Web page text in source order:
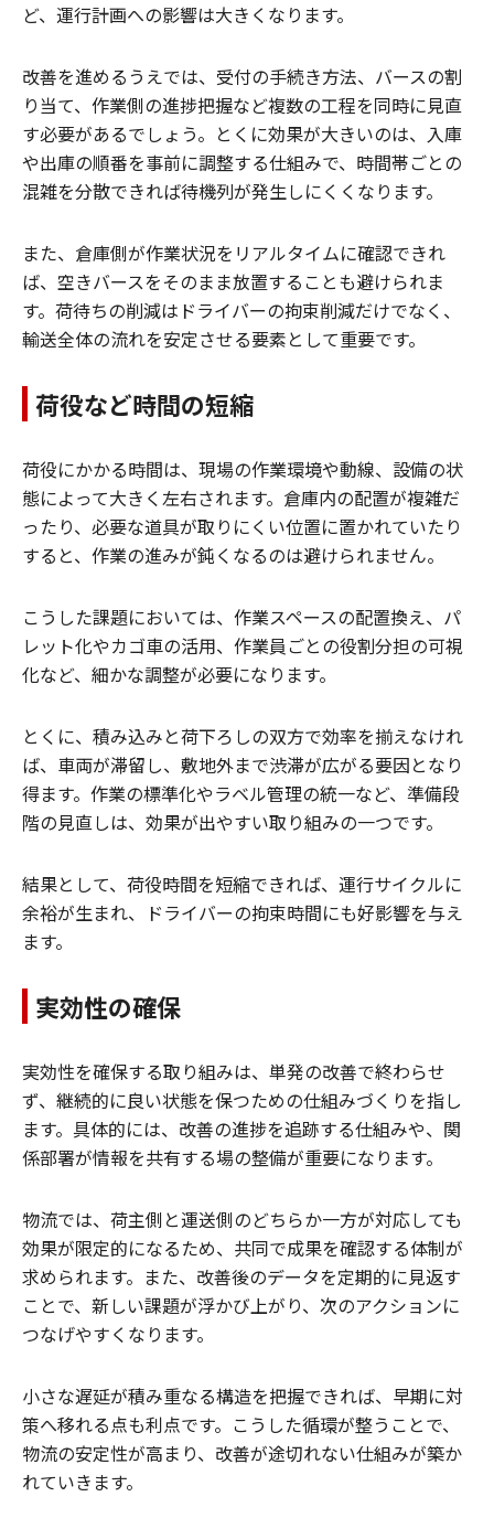
ど、運行計画への影響は大きくなります。
改善を進めるうえでは、受付の手続き方法、バースの割
り当て、作業側の進捗把握など複数の工程を同時に見直
す必要があるでしょう。とくに効果が大きいのは、入庫
や出庫の順番を事前に調整する仕組みで、時間帯ごとの
混雑を分散できれば待機列が発生しにくくなります。
また、倉庫側が作業状況をリアルタイムに確認できれ
ば、空きバースをそのまま放置することも避けられま
す。荷待ちの削減はドライバーの拘束削減だけでなく、
輸送全体の流れを安定させる要素として重要です。
荷役など時間の短縮
荷役にかかる時間は、現場の作業環境や動線、設備の状
態によって大きく左右されます。倉庫内の配置が複雑だ
ったり、必要な道具が取りにくい位置に置かれていたり
すると、作業の進みが鈍くなるのは避けられません。
こうした課題においては、作業スペースの配置換え、パ
レット化やカゴ車の活用、作業員ごとの役割分担の可視
化など、細かな調整が必要になります。
とくに、積み込みと荷下ろしの双方で効率を揃えなけれ
ば、車両が滞留し、敷地外まで渋滞が広がる要因となり
得ます。作業の標準化やラベル管理の統一など、準備段
階の見直しは、効果が出やすい取り組みの一つです。
結果として、荷役時間を短縮できれば、運行サイクルに
余裕が生まれ、ドライバーの拘束時間にも好影響を与え
ます。
実効性の確保
実効性を確保する取り組みは、単発の改善で終わらせ
ず、継続的に良い状態を保つための仕組みづくりを指し
ます。具体的には、改善の進捗を追跡する仕組みや、関
係部署が情報を共有する場の整備が重要になります。
物流では、荷主側と運送側のどちらか一方が対応しても
効果が限定的になるため、共同で成果を確認する体制が
求められます。また、改善後のデータを定期的に見返す
ことで、新しい課題が浮かび上がり、次のアクションに
つなげやすくなります。
小さな遅延が積み重なる構造を把握できれば、早期に対
策へ移れる点も利点です。こうした循環が整うことで、
物流の安定性が高まり、改善が途切れない仕組みが築か
れていきます。